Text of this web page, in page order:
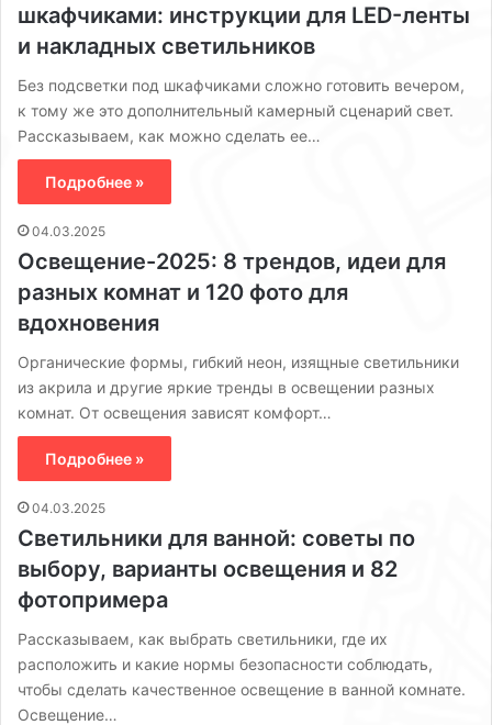
шкафчиками: инструкции для LED-ленты
и накладных светильников
Без подсветки под шкафчиками сложно готовить вечером,
к тому же это дополнительный камерный сценарий свет.
Рассказываем, как можно сделать ее…
Подробнее »
04.03.2025
Освещение-2025: 8 трендов, идеи для
разных комнат и 120 фото для
вдохновения
Органические формы, гибкий неон, изящные светильники
из акрила и другие яркие тренды в освещении разных
комнат. От освещения зависят комфорт…
Подробнее »
04.03.2025
Светильники для ванной: советы по
выбору, варианты освещения и 82
фотопримера
Рассказываем, как выбрать светильники, где их
расположить и какие нормы безопасности соблюдать,
чтобы сделать качественное освещение в ванной комнате.
Освещение…